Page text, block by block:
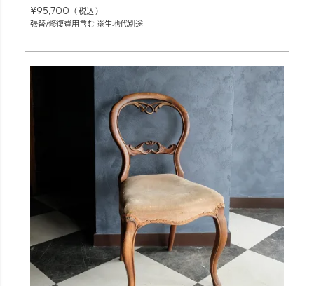
¥95,700
税込
張替/修復費用含む ※生地代別途